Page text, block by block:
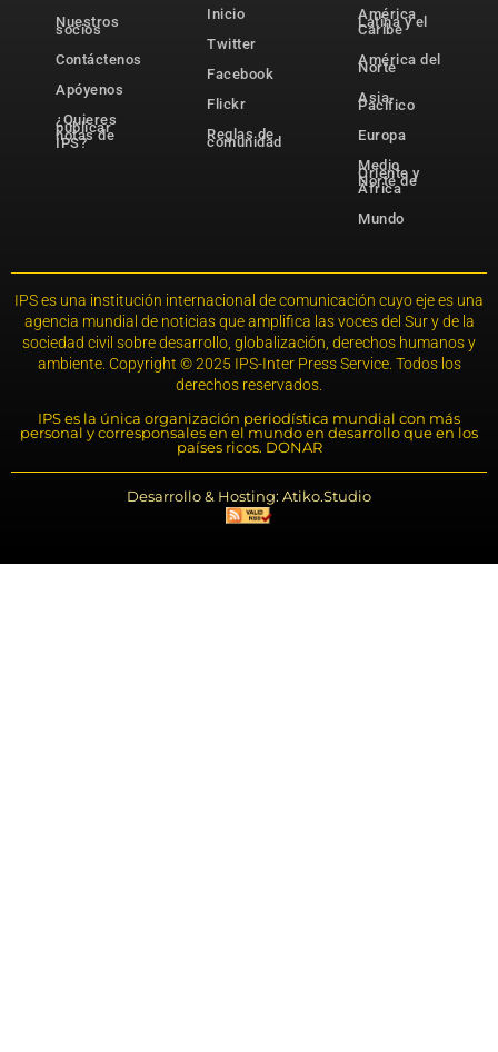
Nuestros
socios
Contáctenos
Apóyenos
¿Quieres
publicar
notas de
IPS?
Inicio
Twitter
Facebook
Flickr
Reglas de
comunidad
América
Latina y el
Caribe
América del
Norte
Asia-
Pacífico
Europa
Medio
Oriente y
Norte de
África
Mundo
IPS es una institución internacional de comunicación cuyo eje es una
agencia mundial de noticias que amplifica las voces del Sur y de la
sociedad civil sobre desarrollo, globalización, derechos humanos y
ambiente. Copyright © 2025 IPS-Inter Press Service. Todos los
derechos reservados.
IPS es la única organización periodística mundial con más
personal y corresponsales en el mundo en desarrollo que en los
países ricos. DONAR
Desarrollo & Hosting: Atiko.Studio